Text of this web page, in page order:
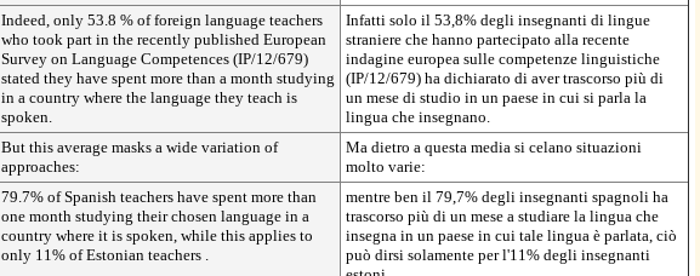
Indeed, only 53.8 % of foreign language teachers
who took part in the recently published European
Survey on Language Competences (IP/12/679)
stated they have spent more than a month studying
in a country where the language they teach is
spoken.
Infatti solo il 53,8% degli insegnanti di lingue
straniere che hanno partecipato alla recente
indagine europea sulle competenze linguistiche
(IP/12/679) ha dichiarato di aver trascorso più di
un mese di studio in un paese in cui si parla la
lingua che insegnano.
But this average masks a wide variation of
approaches:
Ma dietro a questa media si celano situazioni
molto varie:
79.7% of Spanish teachers have spent more than
one month studying their chosen language in a
country where it is spoken, while this applies to
only 11% of Estonian teachers .
mentre ben il 79,7% degli insegnanti spagnoli ha
trascorso più di un mese a studiare la lingua che
insegna in un paese in cui tale lingua è parlata, ciò
può dirsi solamente per l'11% degli insegnanti